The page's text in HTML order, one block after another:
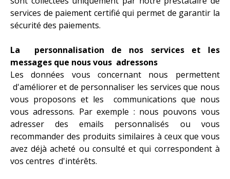
services de paiement certifié qui permet de garantir la
sécurité des paiements.
La personnalisation de nos services et les
messages que nous vous adressons
Les données vous concernant nous permettent
d'améliorer et de personnaliser les services que nous
vous proposons et les communications que nous
vous adressons. Par exemple : nous pouvons vous
adresser des emails personnalisés ou vous
recommander des produits similaires à ceux que vous
avez déjà acheté ou consulté et qui correspondent à
vos centres d'intérêts.